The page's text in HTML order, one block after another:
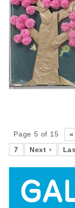
Page 5 of 15
7
Next ›